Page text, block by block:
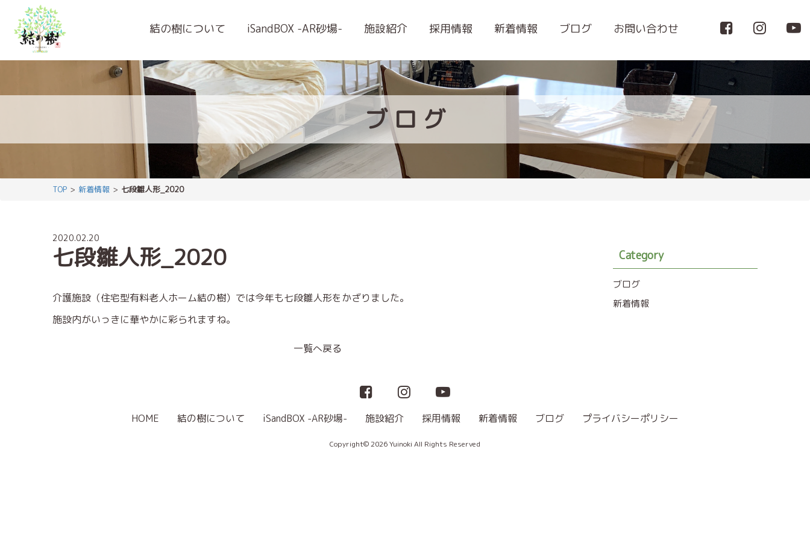
結の樹について iSandBOX -AR砂場- 施設紹介 採用情報 新着情報 ブログ お問い合わせ
ブロ グ
TOP 新着情報 七段雛人形_2020
2020.02.20
七段雛人形_2020
介護施設（住宅型有料老人ホーム結の樹）では今年も七段雛人形をかざりました。
施設内がいっきに華やかに彩られますね。
一覧へ戻る
Category
ブログ
新着情報
HOME 結の樹について iSandBOX -AR砂場- 施設紹介 採用情報 新着情報 ブログ プライバシーポリシー
Copyright© 2026 Yuinoki All Rights Reserved